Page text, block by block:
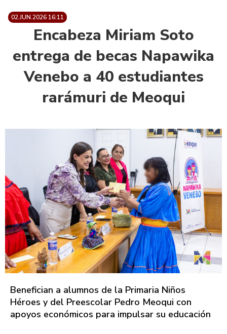
02.JUN.2026 16:11
Encabeza Miriam Soto
entrega de becas Napawika
Venebo a 40 estudiantes
rarámuri de Meoqui
Benefician a alumnos de la Primaria Niños
Héroes y del Preescolar Pedro Meoqui con
apoyos económicos para impulsar su educación